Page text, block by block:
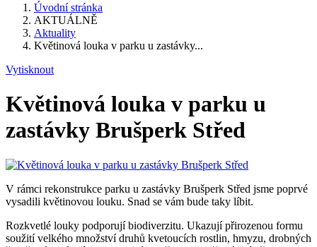
Úvodní stránka
AKTUÁLNĚ
Aktuality
Květinová louka v parku u zastávky...
Vytisknout
Květinová louka v parku u
zastávky Brušperk Střed
V rámci rekonstrukce parku u zastávky Brušperk Střed jsme poprvé
vysadili květinovou louku. Snad se vám bude taky líbit.
Rozkvetlé louky podporují biodiverzitu. Ukazují přirozenou formu
soužití velkého množství druhů kvetoucích rostlin, hmyzu, drobných